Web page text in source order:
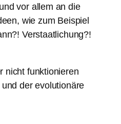
vor allem an die
wie zum Beispiel
Verstaatlichung?!
nicht funktionieren
der evolutionäre